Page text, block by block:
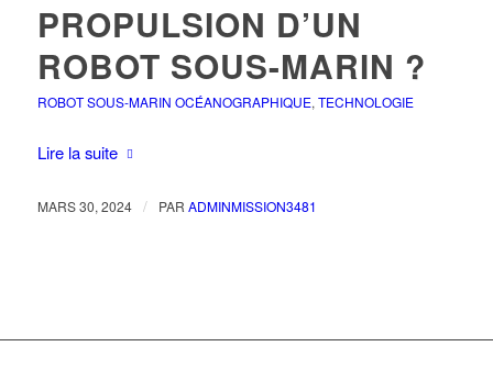
PROPULSION D’UN
ROBOT SOUS-MARIN ?
ROBOT SOUS-MARIN OCÉANOGRAPHIQUE, TECHNOLOGIE
Lire la suite
MARS 30, 2024 / PAR ADMINMISSION3481